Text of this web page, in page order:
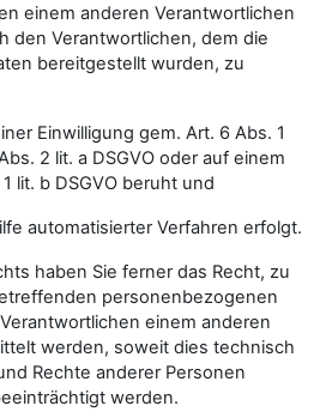
einem anderen Verantwortlichen
den Verantwortlichen, dem die
bereitgestellt wurden, zu
Einwilligung gem. Art. 6 Abs. 1
2 lit. a DSGVO oder auf einem
lit. b DSGVO beruht und
automatisierter Verfahren erfolgt.
haben Sie ferner das Recht, zu
personenbezogenen
einem anderen
werden, soweit dies technisch
Rechte anderer Personen
werden.